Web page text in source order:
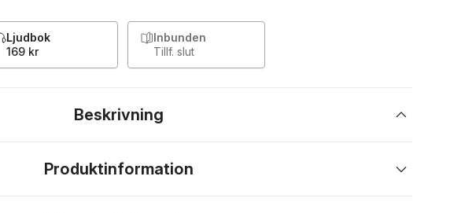
Ljudbok
169 kr
Inbunden
Tillf. slut
Beskrivning
Produktinformation